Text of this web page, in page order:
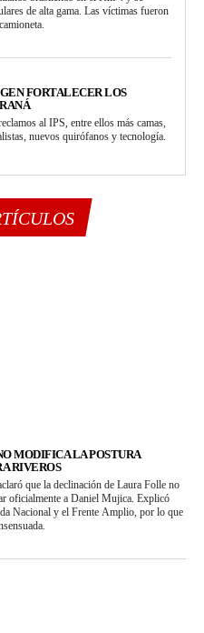
de alta gama. Las víctimas fueron
FORTALECER LOS
al IPS, entre ellos más camas,
nuevos quirófanos y tecnología.
MODIFICA LA POSTURA
RIVEROS
que la declinación de Laura Folle no
oficialmente a Daniel Mujica. Explicó
Nacional y el Frente Amplio, por lo que